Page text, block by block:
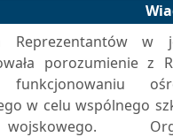
Reprezentantów w
porozumienie z
w celu wspólnego